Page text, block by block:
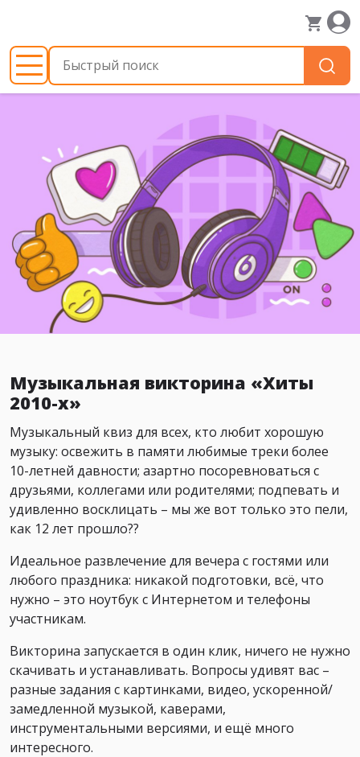
Музыкальная викторина «Хиты
2010-х»
Музыкальный квиз для всех, кто любит хорошую
музыку: освежить в памяти любимые треки более
10-летней давности; азартно посоревноваться с
друзьями, коллегами или родителями; подпевать и
удивленно восклицать – мы же вот только это пели,
как 12 лет прошло??
Идеальное развлечение для вечера с гостями или
любого праздника: никакой подготовки, всё, что
нужно – это ноутбук с Интернетом и телефоны
участникам.
Викторина запускается в один клик, ничего не нужно
скачивать и устанавливать. Вопросы удивят вас –
разные задания с картинками, видео, ускоренной/
замедленной музыкой, каверами,
инструментальными версиями, и ещё много
интересного.